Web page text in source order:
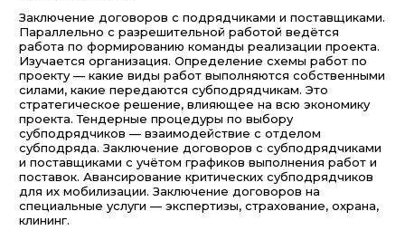
Заключение договоров с подрядчиками и поставщиками.
Параллельно с разрешительной работой ведётся
работа по формированию команды реализации проекта.
Изучается организация. Определение схемы работ по
проекту — какие виды работ выполняются собственными
силами, какие передаются субподрядчикам. Это
стратегическое решение, влияющее на всю экономику
проекта. Тендерные процедуры по выбору
субподрядчиков — взаимодействие с отделом
субподряда. Заключение договоров с субподрядчиками
и поставщиками с учётом графиков выполнения работ и
поставок. Авансирование критических субподрядчиков
для их мобилизации. Заключение договоров на
специальные услуги — экспертизы, страхование, охрана,
клининг.